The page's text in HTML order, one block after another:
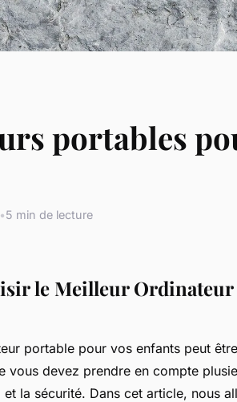
portables
•5 min de lecture
le Meilleur Ordinateur
portable pour vos enfants peut
vous devez prendre en compte
la sécurité. Dans cet article, nous